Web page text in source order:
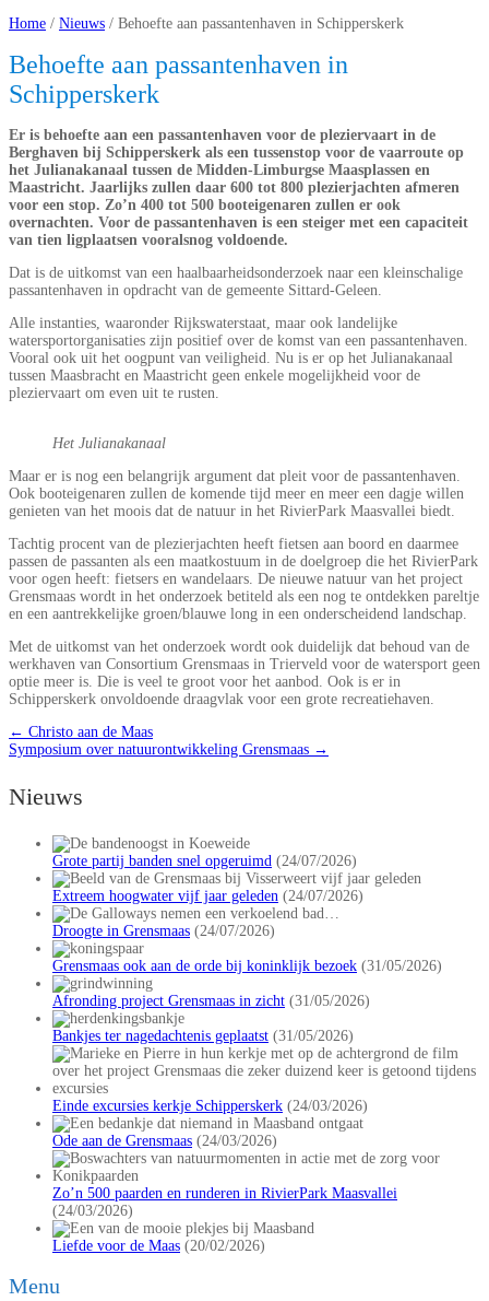
Home / Nieuws / Behoefte aan passantenhaven in Schipperskerk
Behoefte aan passantenhaven in
Schipperskerk
Er is behoefte aan een passantenhaven voor de pleziervaart in de
Berghaven bij Schipperskerk als een tussenstop voor de vaarroute op
het Julianakanaal tussen de Midden-Limburgse Maasplassen en
Maastricht. Jaarlijks zullen daar 600 tot 800 plezierjachten afmeren
voor een stop. Zo’n 400 tot 500 booteigenaren zullen er ook
overnachten. Voor de passantenhaven is een steiger met een capaciteit
van tien ligplaatsen vooralsnog voldoende.
Dat is de uitkomst van een haalbaarheidsonderzoek naar een kleinschalige
passantenhaven in opdracht van de gemeente Sittard-Geleen.
Alle instanties, waaronder Rijkswaterstaat, maar ook landelijke
watersportorganisaties zijn positief over de komst van een passantenhaven.
Vooral ook uit het oogpunt van veiligheid. Nu is er op het Julianakanaal
tussen Maasbracht en Maastricht geen enkele mogelijkheid voor de
pleziervaart om even uit te rusten.
Het Julianakanaal
Maar er is nog een belangrijk argument dat pleit voor de passantenhaven.
Ook booteigenaren zullen de komende tijd meer en meer een dagje willen
genieten van het moois dat de natuur in het RivierPark Maasvallei biedt.
Tachtig procent van de plezierjachten heeft fietsen aan boord en daarmee
passen de passanten als een maatkostuum in de doelgroep die het RivierPark
voor ogen heeft: fietsers en wandelaars. De nieuwe natuur van het project
Grensmaas wordt in het onderzoek betiteld als een nog te ontdekken pareltje
en een aantrekkelijke groen/blauwe long in een onderscheidend landschap.
Met de uitkomst van het onderzoek wordt ook duidelijk dat behoud van de
werkhaven van Consortium Grensmaas in Trierveld voor de watersport geen
optie meer is. Die is veel te groot voor het aanbod. Ook is er in
Schipperskerk onvoldoende draagvlak voor een grote recreatiehaven.
← Christo aan de Maas
Symposium over natuurontwikkeling Grensmaas →
Nieuws
Grote partij banden snel opgeruimd (24/07/2026)
Extreem hoogwater vijf jaar geleden (24/07/2026)
Droogte in Grensmaas (24/07/2026)
Grensmaas ook aan de orde bij koninklijk bezoek (31/05/2026)
Afronding project Grensmaas in zicht (31/05/2026)
Bankjes ter nagedachtenis geplaatst (31/05/2026)
Einde excursies kerkje Schipperskerk (24/03/2026)
Ode aan de Grensmaas (24/03/2026)
Zo’n 500 paarden en runderen in RivierPark Maasvallei
(24/03/2026)
Liefde voor de Maas (20/02/2026)
Menu